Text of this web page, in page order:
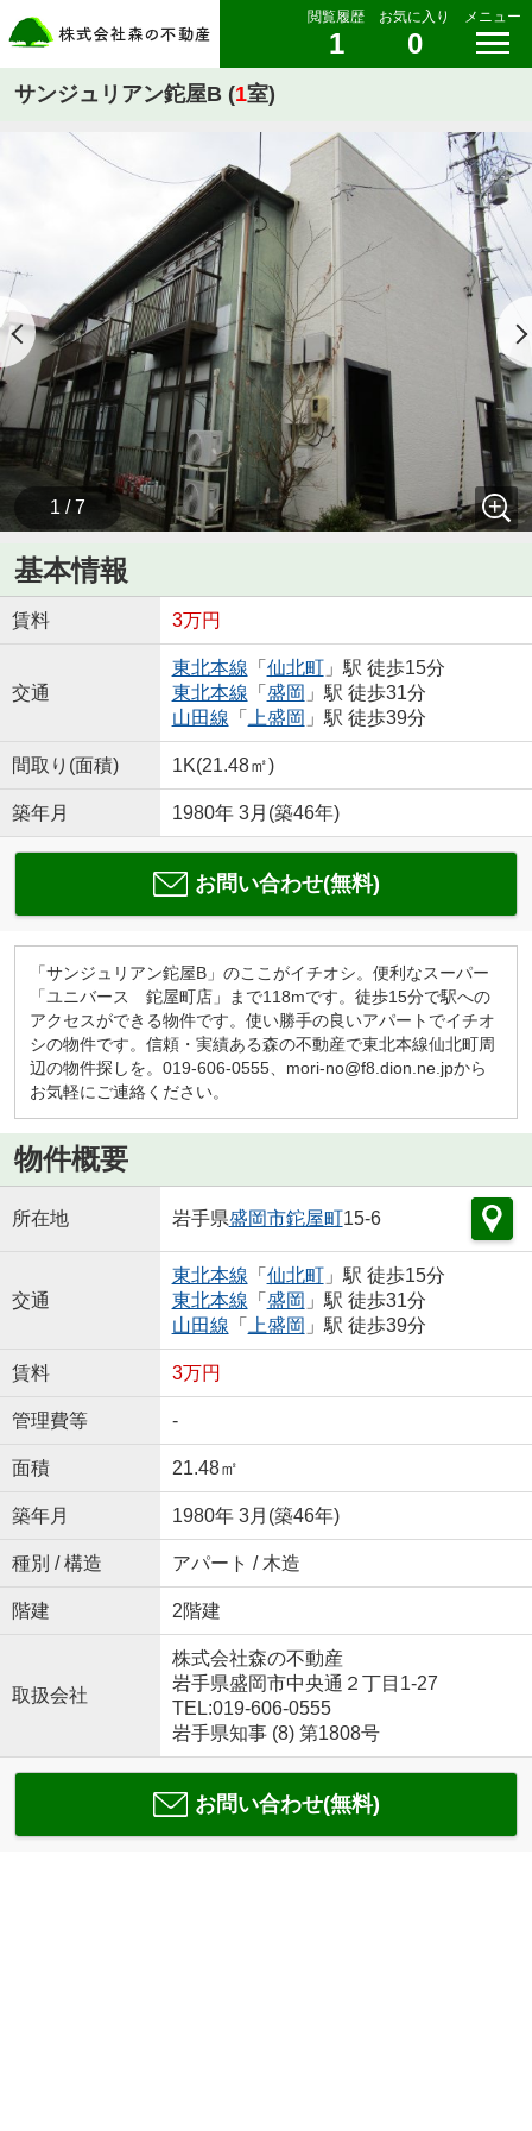
閲覧履歴
1
お気に入り
0
メニュー
サンジュリアン鉈屋B (1室)
1 / 7
基本情報
賃料 3万円
交通
東北本線 「 仙北町」駅 徒歩15分
東北本線 「 盛岡 」駅 徒歩31分
山田線 「 上盛岡 」駅 徒歩39分
間取り(面積) 1K(21.48㎡)
築年月 1980年 3月(築46年)
お問い合わせ(無料)
「サンジュリアン鉈屋B」のここがイチオシ。便利なスーパー
「ユニバース 鉈屋町店」まで118mです。徒歩15分で駅への
アクセスができる物件です。使い勝手の良いアパートでイチオ
シの物件です。信頼・実績ある森の不動産で東北本線仙北町周
辺の物件探しを。019-606-0555、mori-no@f8.dion.ne.jpから
お気軽にご連絡ください。
物件概要
所在地 岩手県盛岡市鉈屋町15-6
交通
東北本線 「 仙北町」駅 徒歩15分
東北本線 「 盛岡 」駅 徒歩31分
山田線 「 上盛岡 」駅 徒歩39分
賃料 3万円
管理費等 -
面積 21.48㎡
築年月 1980年 3月(築46年)
種別 / 構造 アパート / 木造
階建 2階建
取扱会社
株式会社森の不動産
岩手県盛岡市中央通２丁目1-27
TEL:019-606-0555
岩手県知事 (8) 第1808号
お問い合わせ(無料)